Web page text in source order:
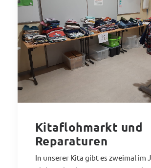
Kitaflohmarkt und
Reparaturen
In unserer Kita gibt es zweimal im